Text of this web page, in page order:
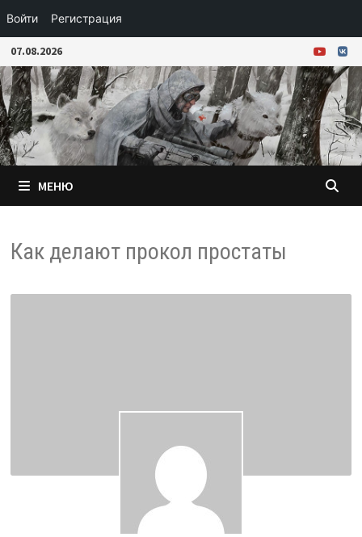
Войти Регистрация
Перейти
к
содержимому
07.08.2026
МЕНЮ
Как делают прокол простаты